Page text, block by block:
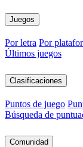
Juegos
Por letra Por
Últimos juegos
Clasificaciones
Puntos de juego
Búsqueda de
Comunidad